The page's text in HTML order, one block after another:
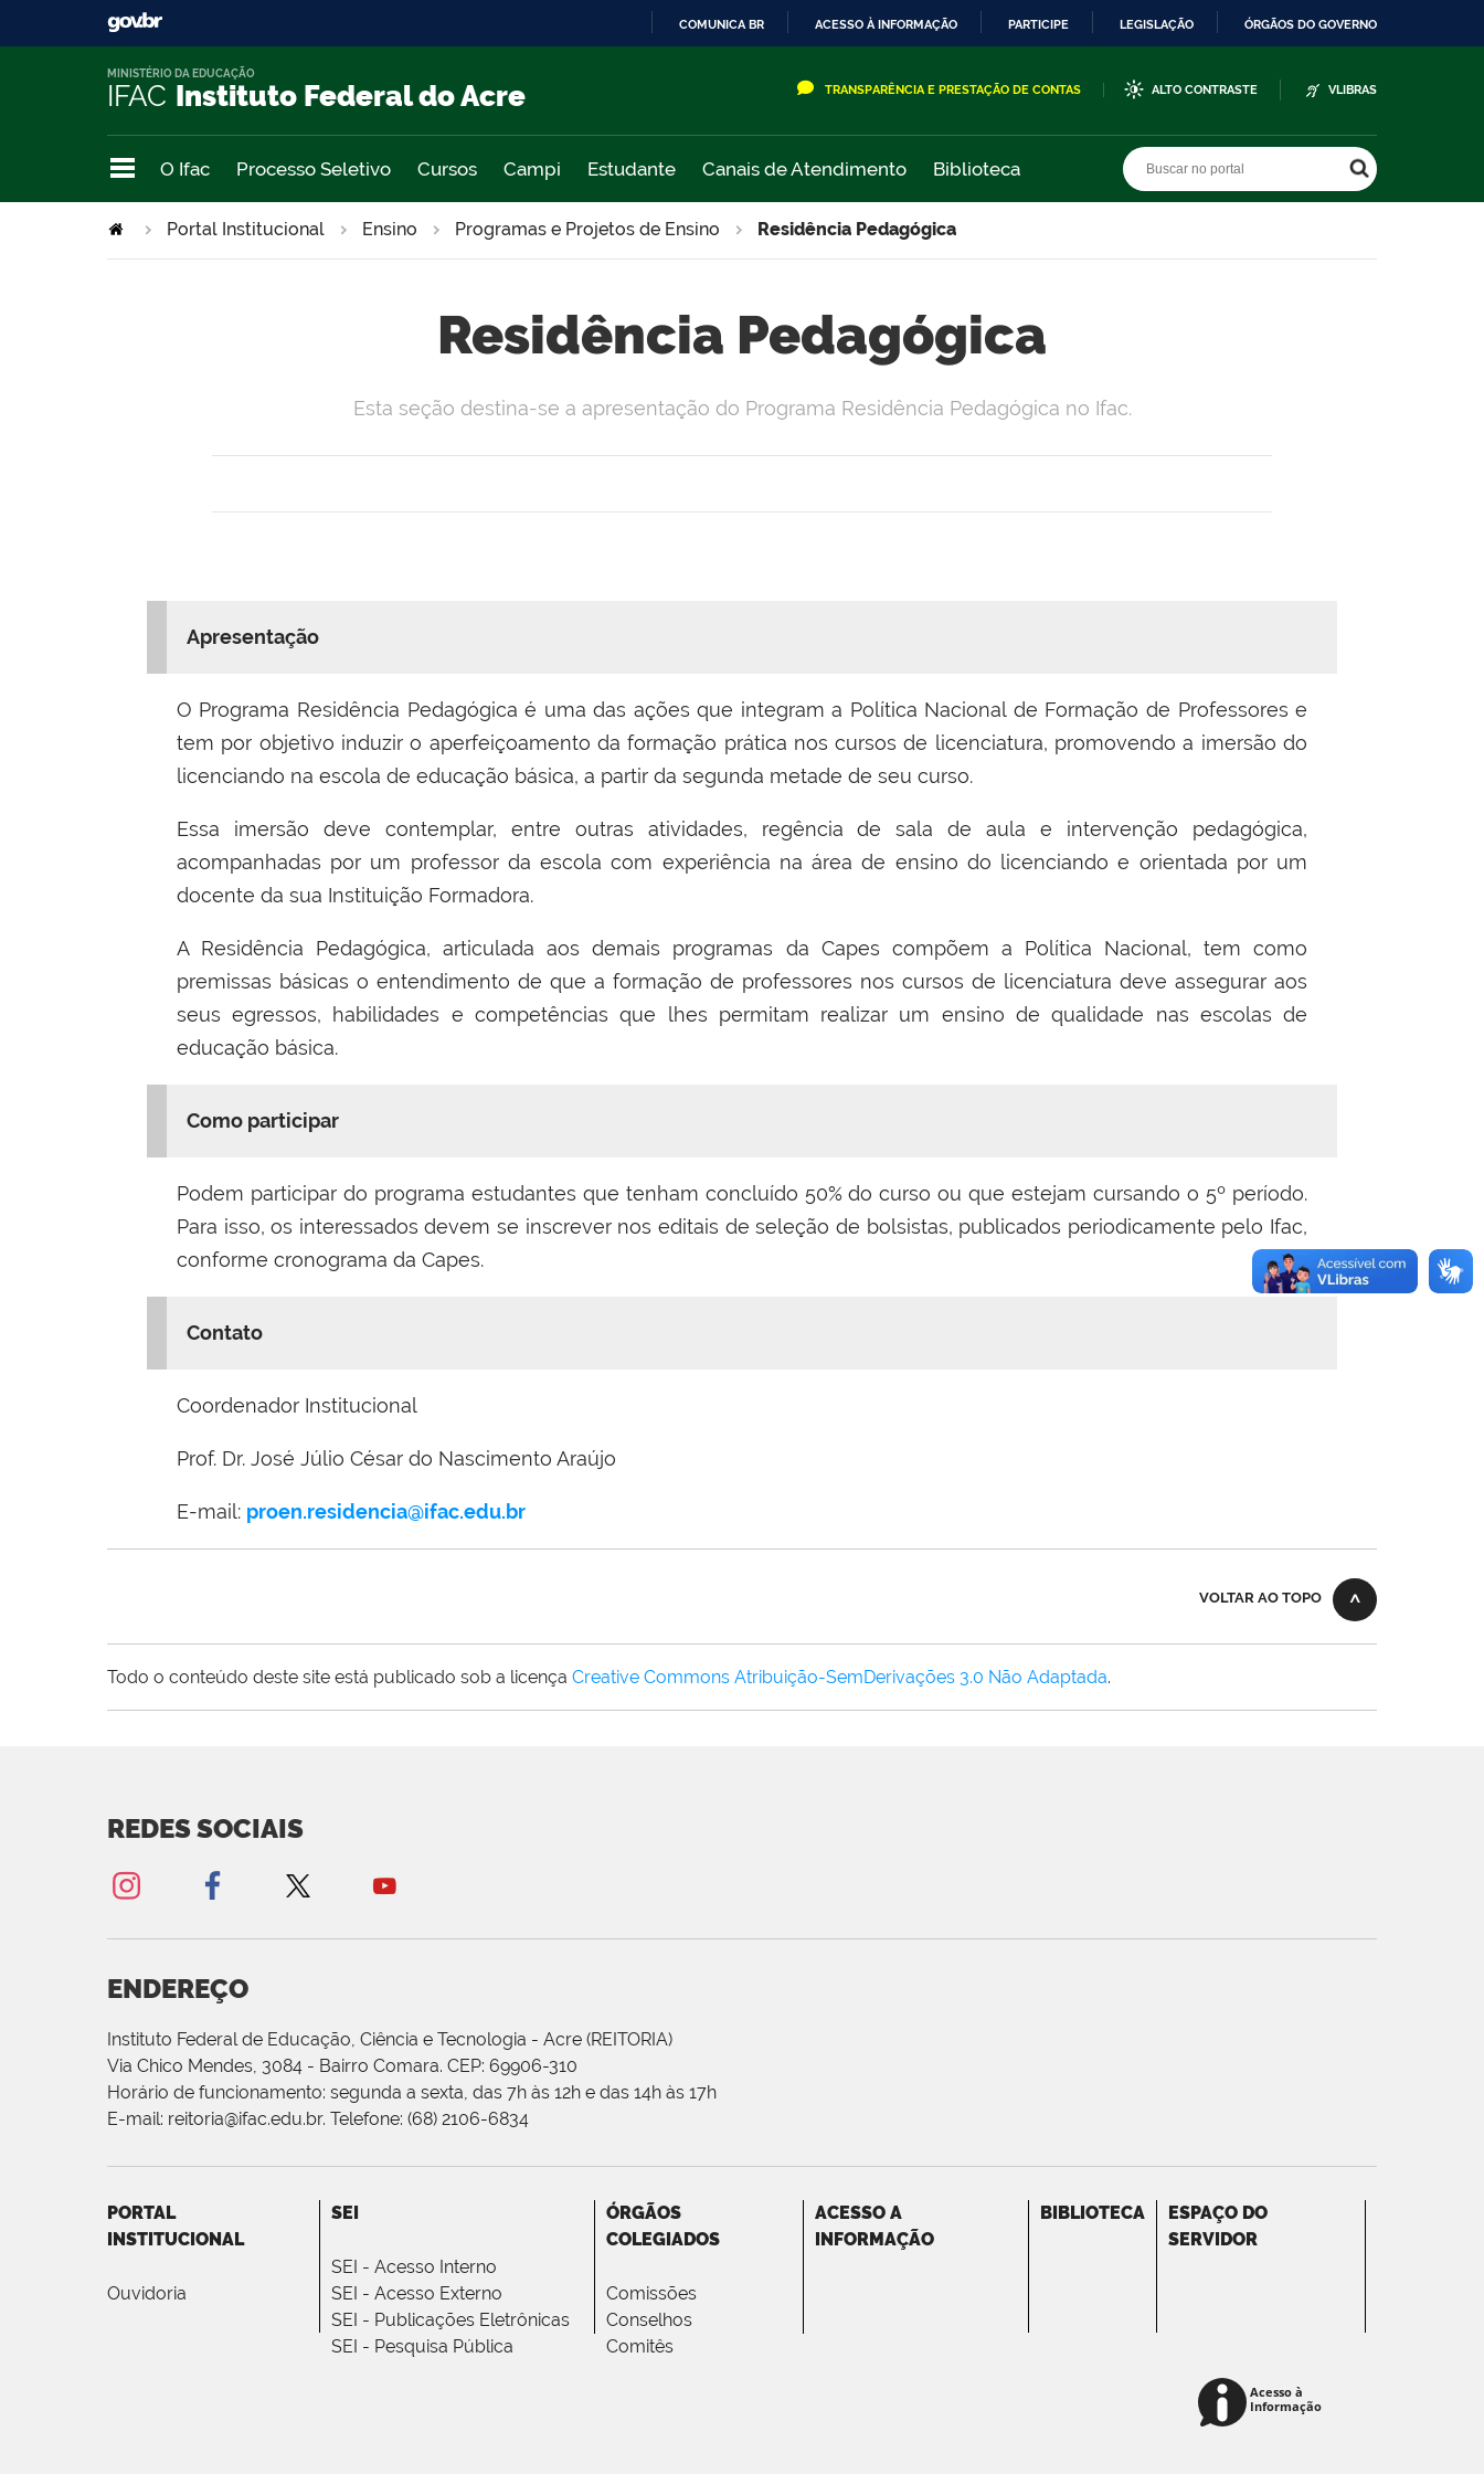
COMUNICA BR ACESSO À INFORMAÇÃO PARTICIPE LEGISLAÇÃO ÓRGÃOS DO GOVERNO
IFAC Instituto Federal do Acre
MINISTÉRIO DA EDUCAÇÃO
TRANSPARÊNCIA E PRESTAÇÃO DE CONTAS ALTO CONTRASTE VLIBRAS
O Ifac Processo Seletivo Cursos Campi Estudante Canais de Atendimento Biblioteca
Portal Institucional Ensino Programas e Projetos de Ensino Residência Pedagógica
Residência Pedagógica
Esta seção destina-se a apresentação do Programa Residência Pedagógica no Ifac.
Apresentação
O Programa Residência Pedagógica é uma das ações que integram a Política Nacional de Formação de Professores e
tem por objetivo induzir o aperfeiçoamento da formação prática nos cursos de licenciatura, promovendo a imersão do
licenciando na escola de educação básica, a partir da segunda metade de seu curso.
Essa imersão deve contemplar, entre outras atividades, regência de sala de aula e intervenção pedagógica,
acompanhadas por um professor da escola com experiência na área de ensino do licenciando e orientada por um
docente da sua Instituição Formadora.
A Residência Pedagógica, articulada aos demais programas da Capes compõem a Política Nacional, tem como
premissas básicas o entendimento de que a formação de professores nos cursos de licenciatura deve assegurar aos
seus egressos, habilidades e competências que lhes permitam realizar um ensino de qualidade nas escolas de
educação básica.
Como participar
Podem participar do programa estudantes que tenham concluído 50% do curso ou que estejam cursando o 5º período.
Para isso, os interessados devem se inscrever nos editais de seleção de bolsistas, publicados periodicamente pelo Ifac,
conforme cronograma da Capes.
Contato
Coordenador Institucional
Prof. Dr. José Júlio César do Nascimento Araújo
E-mail: proen.residencia@ifac.edu.br
VOLTAR AO TOPO
Todo o conteúdo deste site está publicado sob a licença Creative Commons Atribuição-SemDerivações 3.0 Não Adaptada.
REDES SOCIAIS
ENDEREÇO
Instituto Federal de Educação, Ciência e Tecnologia - Acre (REITORIA)
Via Chico Mendes, 3084 - Bairro Comara. CEP: 69906-310
Horário de funcionamento: segunda a sexta, das 7h às 12h e das 14h às 17h
E-mail: reitoria@ifac.edu.br. Telefone: (68) 2106-6834
PORTAL
INSTITUCIONAL
Ouvidoria
SEI
SEI - Acesso Interno
SEI - Acesso Externo
SEI - Publicações Eletrônicas
SEI - Pesquisa Pública
ÓRGÃOS
COLEGIADOS
Comissões
Conselhos
Comitês
ACESSO A
INFORMAÇÃO
BIBLIOTECA
ESPAÇO DO
SERVIDOR